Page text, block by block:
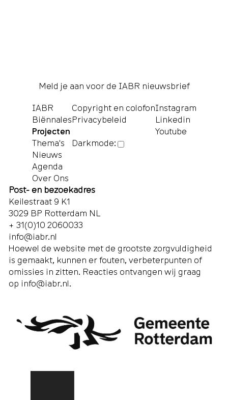
Meld je aan voor de IABR nieuwsbrief
IABR
Biënnales
Projecten
Thema's
Nieuws
Agenda
Over Ons
Copyright en colofon
Privacybeleid
Darkmode:
Instagram
Linkedin
Youtube
Post- en bezoekadres
Keilestraat 9 K1
3029 BP Rotterdam NL
+ 31(0)10 2060033
info@iabr.nl
Hoewel de website met de grootste zorgvuldigheid
is gemaakt, kunnen er fouten, verbeterpunten of
omissies in zitten. Reacties ontvangen wij graag
op info@iabr.nl.